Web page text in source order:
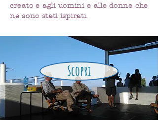
creato e agli uomini e alle donne che
ne sono stati ispirati.
Scopri